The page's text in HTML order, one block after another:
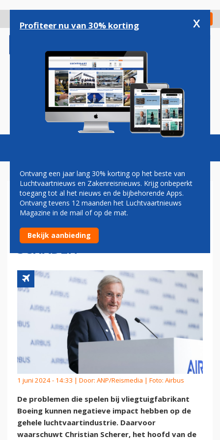
gaan
Check in
Magazine Podcasts Vacatures
AIRBUS WAARSCHUWT:
PROBLEMEN BIJ BOEING
KUNNEN HELE LUCHTVAART
SCHADEN
1 juni 2024 - 14:33 | Door: ANP/Reismedia | Foto: Airbus
De problemen die spelen bij vliegtuigfabrikant
Boeing kunnen negatieve impact hebben op de
gehele luchtvaartindustrie. Daarvoor
waarschuwt Christian Scherer, het hoofd van de
Profiteer nu van 30% korting x
Ontvang een jaar lang 30% korting op het beste van
Luchtvaartnieuws en Zakenreisnieuws. Krijg onbeperkt
toegang tot al het nieuws en de bijbehorende Apps.
Ontvang tevens 12 maanden het Luchtvaartnieuws
Magazine in de mail of op de mat.
Bekijk aanbieding